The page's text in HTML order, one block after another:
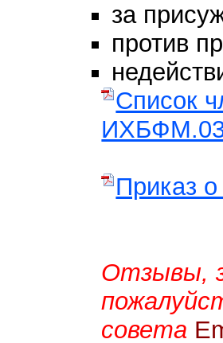
за
против
Список
Приказ
Отзывы,
совета